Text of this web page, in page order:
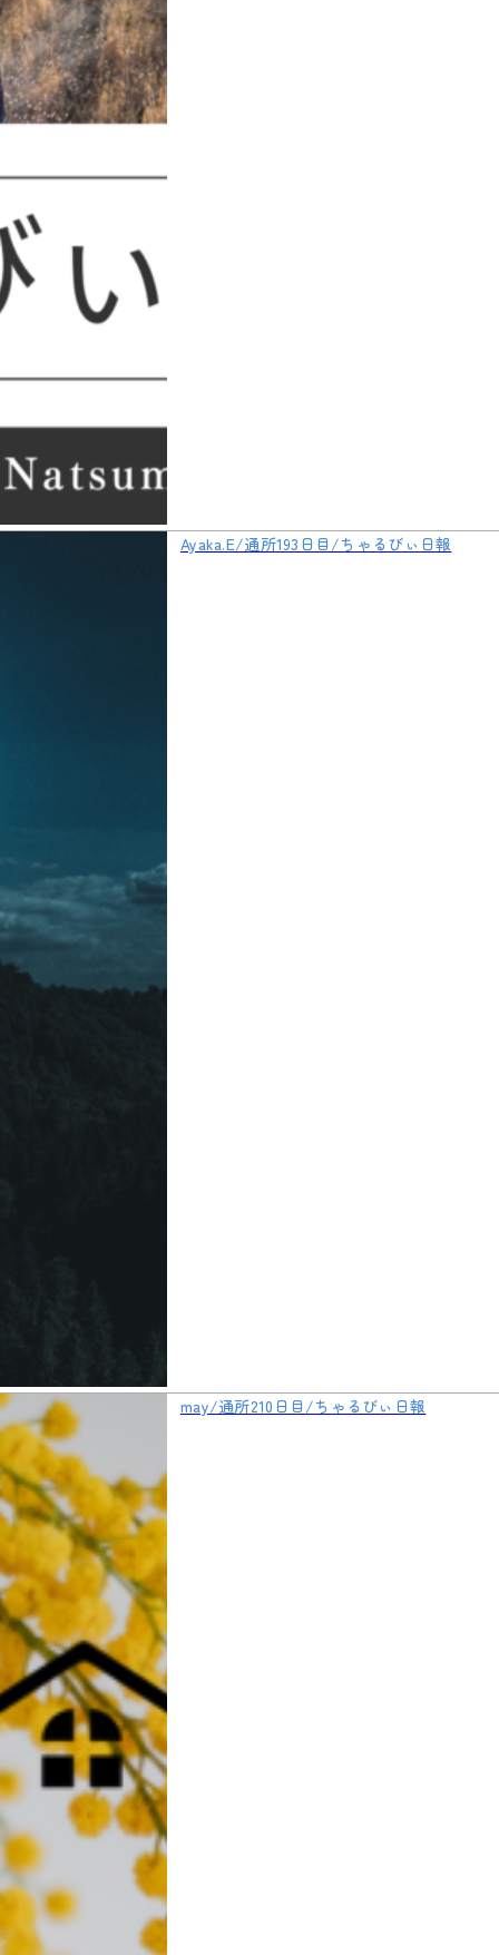
Ayaka.E/通所193日目/ちゃるびぃ日報
may/通所210日目/ちゃるびぃ日報